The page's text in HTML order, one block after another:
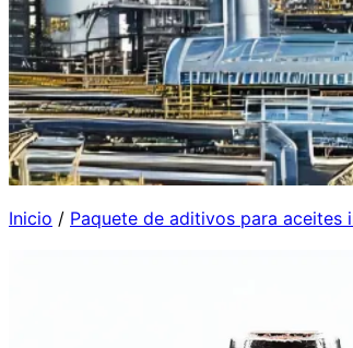
Inicio / Paquete de aditivos para aceites